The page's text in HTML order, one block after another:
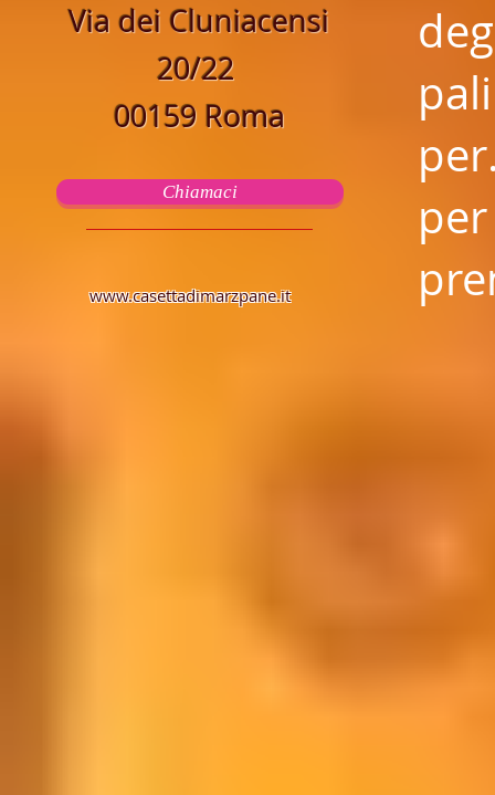
Via dei Cluniacensi
20/22
00159 Roma
Chiamaci
www.casettadimarzpane.it